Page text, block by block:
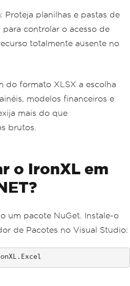
: Proteja planilhas e pastas de
controlar o acesso de
totalmente ausente no
do formato XLSX a escolha
modelos financeiros e
mais do que
brutos.
o IronXL em
um pacote NuGet. Instale-o
de Pacotes no Visual Studio: